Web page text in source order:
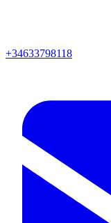
+34633798118